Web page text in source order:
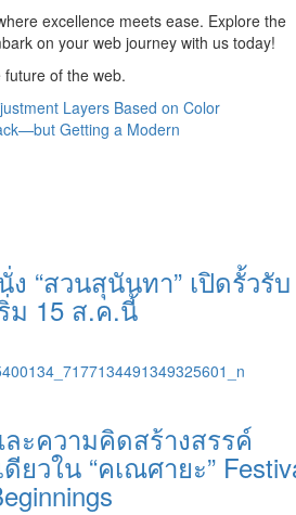
excellence meets ease. Explore the
on your web journey with us today!
future of the web.
Layers Based on Color
Getting a Modern
“สวนสุนันทา” เปิดรั้วรับ
ม 15 ส.ค.นี้
ะความคิดสร้างสรรค์
ยวใน “คเณศายะ”